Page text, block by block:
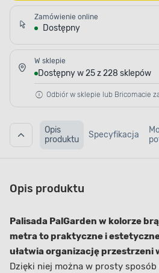
Zamówienie online
Dostępny
W sklepie
Dostępny w 25 z 228 sklepów
Odbiór w sklepie lub Bricomacie
Opis
produktu
Specyfikacja
Opis produktu
Palisada PalGarden w kolorze
metra to praktyczne i
ułatwia organizację przestrzeni
Dzięki niej można w prosty